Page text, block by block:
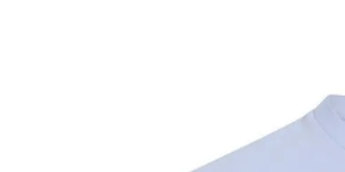
pudiendo tomar
• El plazo para
desde la